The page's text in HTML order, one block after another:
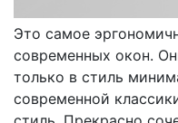
Это самое
современных окон.
только в стиль
современной